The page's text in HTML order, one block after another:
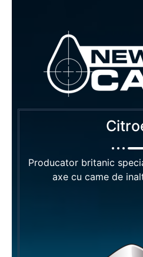
Producator britanic
axe cu came de